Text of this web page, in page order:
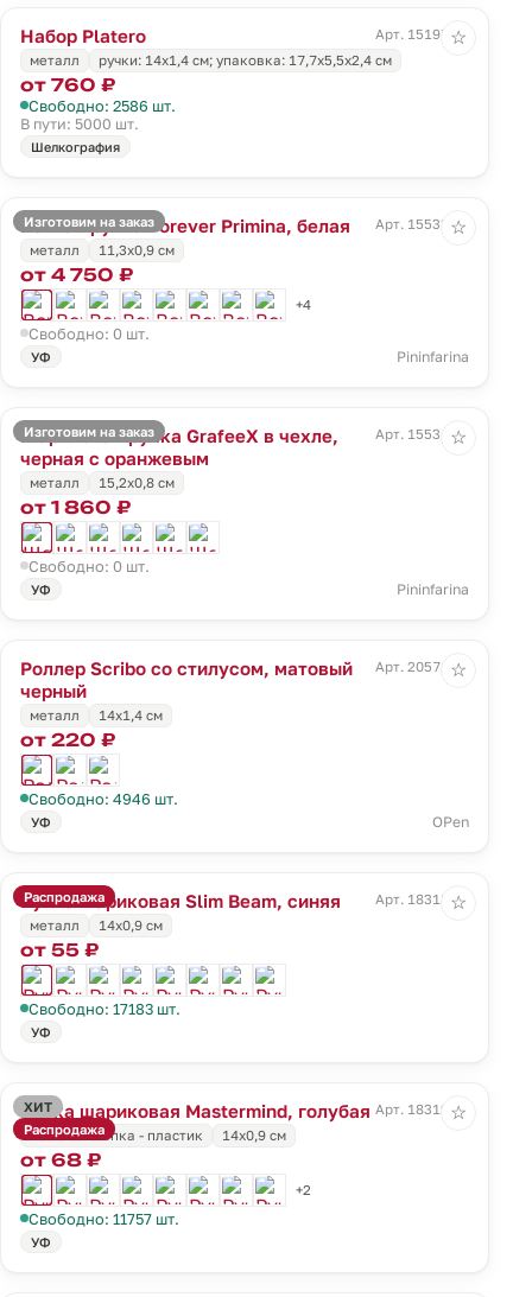
Набор Platero
Арт. 15197.00
металл
ручки: 14х1,4 см; упаковка: 17,7х5,5х2,4 см
от 760 ₽
Свободно: 2586 шт.
В пути: 5000 шт.
Шелкография
☆
Изготовим на заказ
Вечная ручка Forever Primina, белая
Арт. 15533.60
металл
11,3x0,9 см
от 4 750 ₽
+4
Свободно: 0 шт.
УФ Pininfarina
☆
Изготовим на заказ
Шариковая ручка GrafeeX в чехле,
черная с оранжевым
Арт. 15534.20
металл 15,2x0,8 см
от 1 860 ₽
Свободно: 0 шт.
УФ Pininfarina
☆
Роллер Scribo со стилусом, матовый
черный
Арт. 20571.33
металл 14х1,4 см
от 220 ₽
Свободно: 4946 шт.
УФ OPen
☆
Распродажа
Ручка шариковая Slim Beam, синяя
Арт. 18318.40
металл
14х0,9 см
от 55 ₽
Свободно: 17183 шт.
УФ
☆
ХИТ
Распродажа
Ручка шариковая Mastermind, голубая Арт. 18319.14
носик и кнопка - пластик
14х0,9 см
от 68 ₽
+2
Свободно: 11757 шт.
УФ
☆